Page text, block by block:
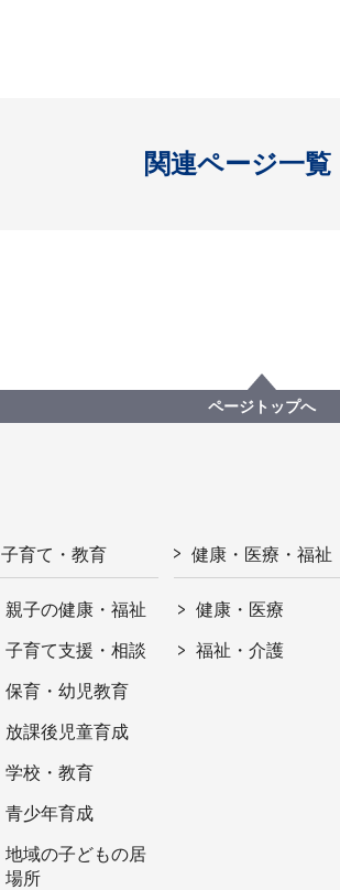
関連ページ一覧
開く
ページトップへ
子育て・教育
親子の健康・福祉
子育て支援・相談
保育・幼児教育
放課後児童育成
学校・教育
青少年育成
地域の子どもの居
場所
健康・医療・福祉
健康・医療
福祉・介護